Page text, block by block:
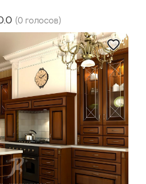
(0 голосов)